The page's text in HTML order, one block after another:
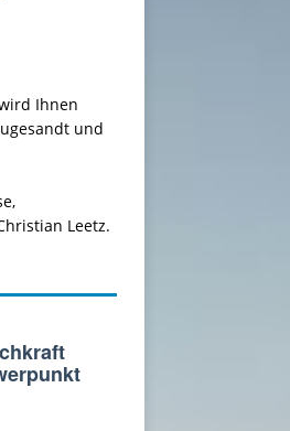
Ihnen
und
Leetz.